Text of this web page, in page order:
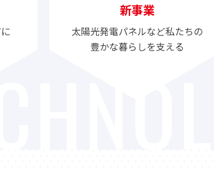
新事業
太陽光発電パネルなど私たちの
豊かな暮らしを支える